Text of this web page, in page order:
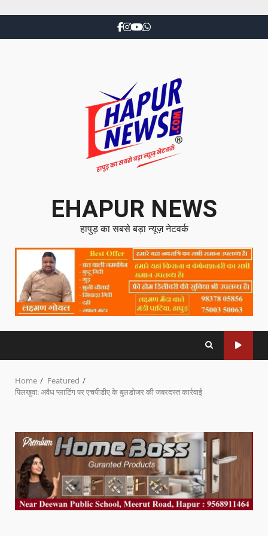
EHAPUR NEWS
हापुड़ का सबसे बड़ा न्यूज़ नेटवर्क
Home
Featured
पिलखुवा: अवैध प्लाटिंग पर एचपीडीए के बुलडोजर की जबरदस्त कार्रवाई